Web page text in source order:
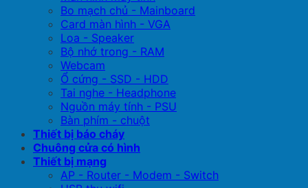
Bo mạch chủ - Mainboard
Card màn hình - VGA
Loa - Speaker
Bộ nhớ trong - RAM
Webcam
Ổ cứng - SSD - HDD
Tai nghe - Headphone
Nguồn máy tính - PSU
Bàn phím - chuột
Thiết bị báo cháy
Chuông cửa có hình
Thiết bị mạng
AP - Router - Modem - Switch